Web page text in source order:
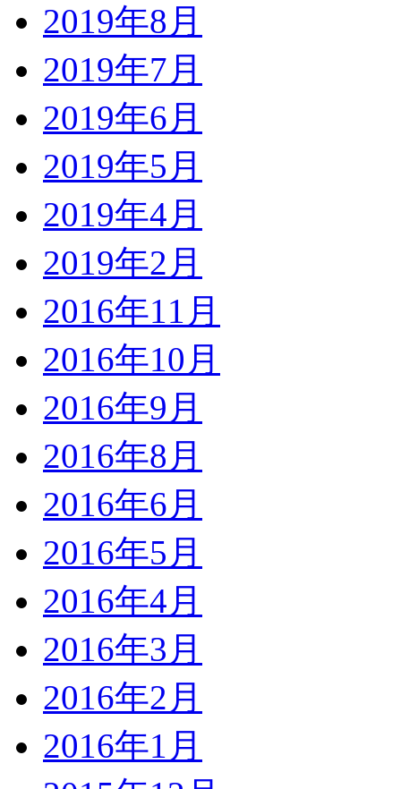
2019年8月
2019年7月
2019年6月
2019年5月
2019年4月
2019年2月
2016年11月
2016年10月
2016年9月
2016年8月
2016年6月
2016年5月
2016年4月
2016年3月
2016年2月
2016年1月